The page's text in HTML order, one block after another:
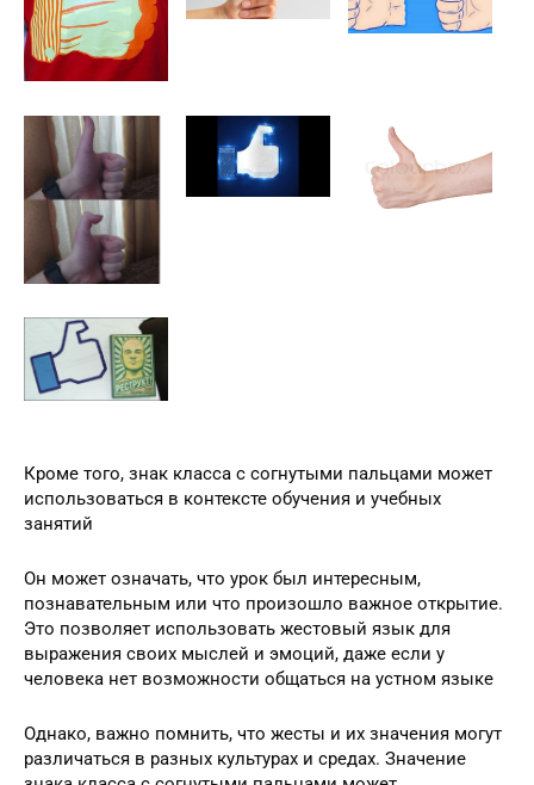
Кроме того, знак класса с согнутыми пальцами может
использоваться в контексте обучения и учебных
занятий
Он может означать, что урок был интересным,
познавательным или что произошло важное открытие.
Это позволяет использовать жестовый язык для
выражения своих мыслей и эмоций, даже если у
человека нет возможности общаться на устном языке
Однако, важно помнить, что жесты и их значения могут
различаться в разных культурах и средах. Значение